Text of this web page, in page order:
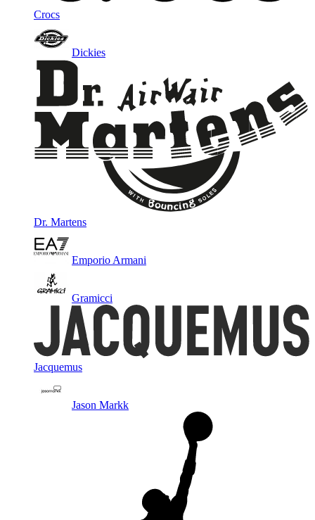
Crocs
Dickies
Dr. Martens
Emporio Armani
Gramicci
Jacquemus
Jason Markk